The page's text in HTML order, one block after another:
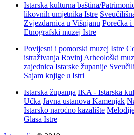
Istarska kulturna baština/
likovnih umjetnika Istre
Zvjezdarnica u Višnjanu Porečka i
Etnografski muzej Istre
Povijesni i pomorski muzej Istre
istraživanja Rovinj Arheološki
zajednica Istarske županije
Sajam knjige u Istri
Istarska županija IKA - Istarska
Učka Javna ustanova Kamenjak
Istarsko narodno kazalište
Glasa Istre